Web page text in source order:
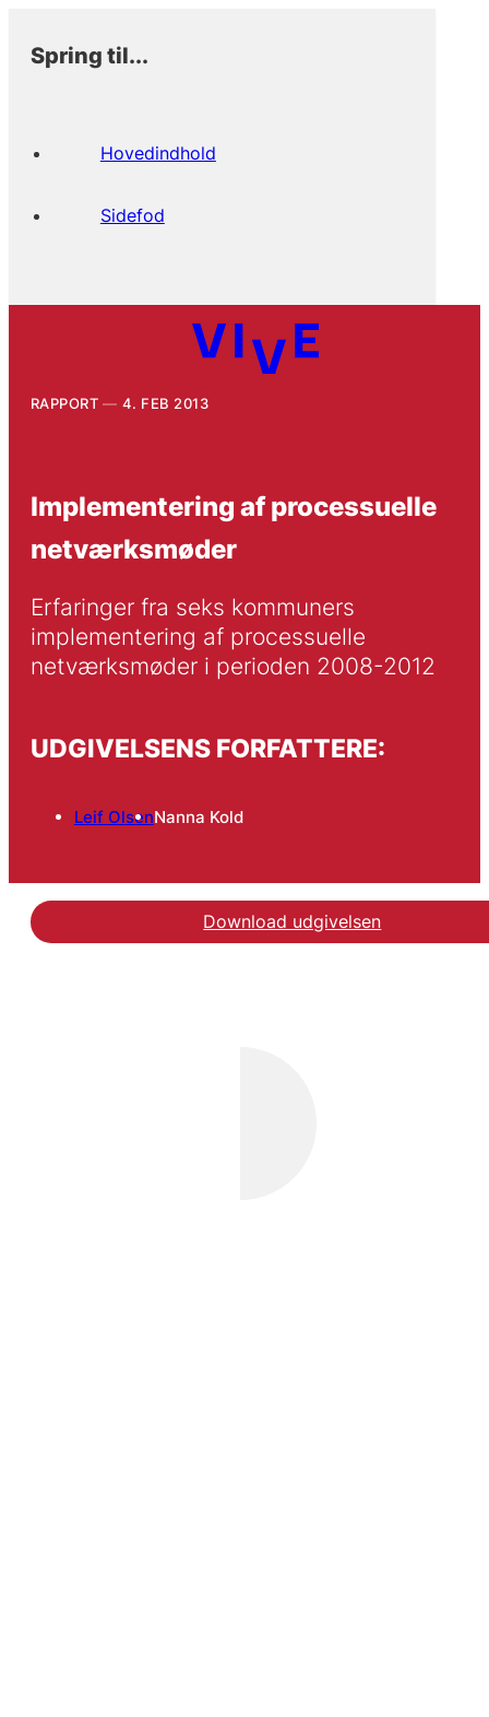
Spring til...
Hovedindhold
Sidefod
RAPPORT 4. FEB 2013
Implementering af processuelle
netværksmøder
Erfaringer fra seks kommuners
implementering af processuelle
netværksmøder i perioden 2008-2012
UDGIVELSENS FORFATTERE:
Leif OlsenNanna Kold
Download udgivelsen